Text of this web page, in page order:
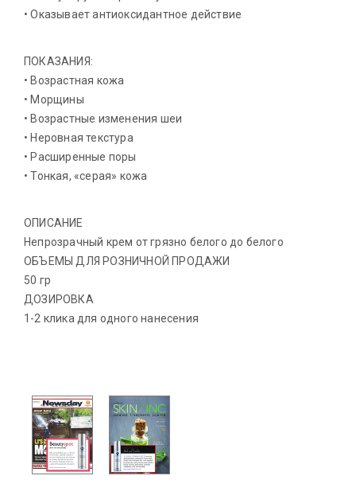
• Оказывает антиоксидантное действие
ПОКАЗАНИЯ:
• Возрастная кожа
• Морщины
• Возрастные изменения шеи
• Неровная текстура
• Расширенные поры
• Тонкая, «серая» кожа
ОПИСАНИЕ
Непрозрачный крем от грязно белого до белого
ОБЪЕМЫ ДЛЯ РОЗНИЧНОЙ ПРОДАЖИ
50 гр
ДОЗИРОВКА
1-2 клика для одного нанесения